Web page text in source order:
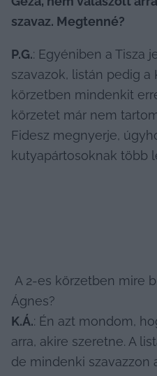
szavaz. Megtenné?
P.G.: Egyéniben a Tisza
szavazok, listán pedig a
körzetben mindenkit
körzetet már nem
Fidesz megnyerje,
kutyapártosoknak több
Ágnes?
K.Á.: Én azt mondom,
arra, akire szeretne. A
de mindenki szavazzon